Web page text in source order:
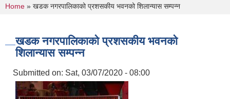
You are here
Home » खडक नगरपालिकाको प्रशसकीय भवनको शिलान्यास सम्पन्न
खडक नगरपालिकाको प्रशसकीय भवनको
शिलान्यास सम्पन्न
Submitted on: Sat, 03/07/2020 - 08:00